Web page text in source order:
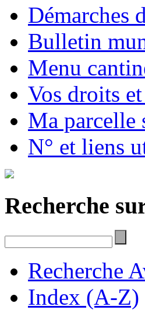
Démarches
Bulletin
Menu
Vos droits
Ma parcelle
N° et liens
Recherche
Recherche
Index (A-Z)